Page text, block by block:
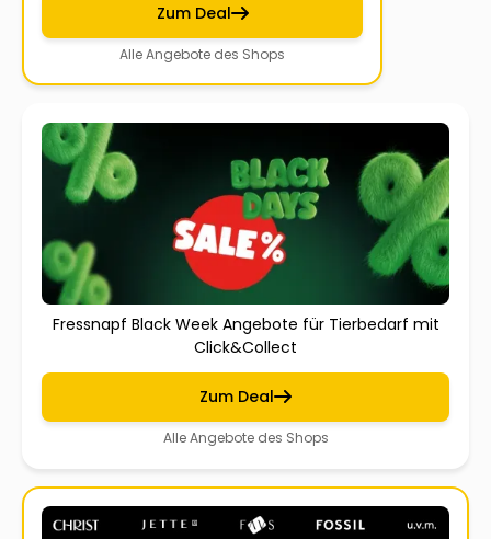
Zum Deal
Alle Angebote des Shops
Fressnapf Black Week Angebote für Tierbedarf mit
Click&Collect
Zum Deal
Alle Angebote des Shops